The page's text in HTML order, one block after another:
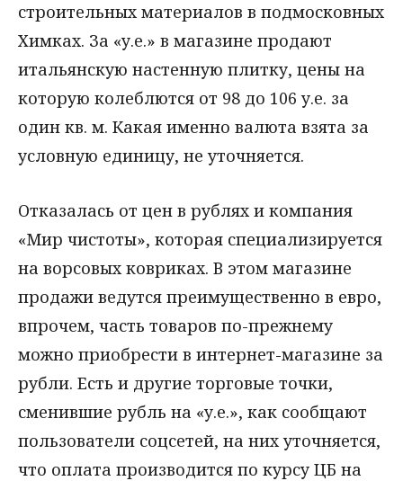
строительных материалов в подмосковных
Химках. За «у.е.» в магазине продают
итальянскую настенную плитку, цены на
которую колеблются от 98 до 106 у.е. за
один кв. м. Какая именно валюта взята за
условную единицу, не уточняется.
Отказалась от цен в рублях и компания
«Мир чистоты», которая специализируется
на ворсовых ковриках. В этом магазине
продажи ведутся преимущественно в евро,
впрочем, часть товаров по-прежнему
можно приобрести в интернет-магазине за
рубли. Есть и другие торговые точки,
сменившие рубль на «у.е.», как сообщают
пользователи соцсетей, на них уточняется,
что оплата производится по курсу ЦБ на